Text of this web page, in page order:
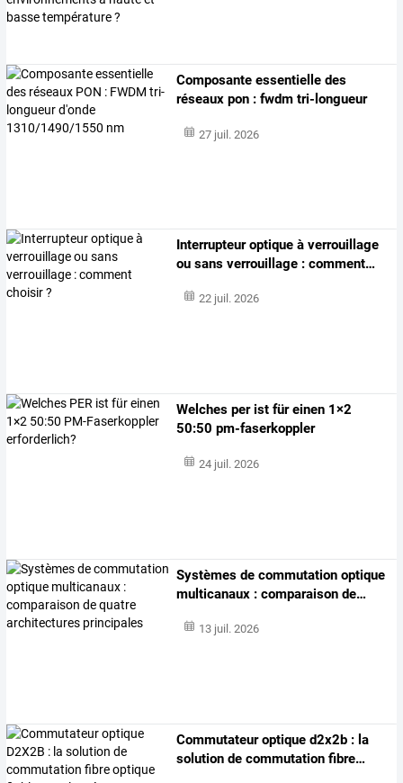
Composante essentielle des
réseaux pon : fwdm tri-longueur
27 juil. 2026
Interrupteuroptique à verrouillage
ou sans verrouillage : comment…
22 juil. 2026
Welches per ist für einen 1×2
50:50 pm-faserkoppler
24 juil. 2026
Systèmes de commutation optique
multicanaux : comparaison de…
13 juil. 2026
Commutateuroptique d2x2b : la
solution de commutation fibre…